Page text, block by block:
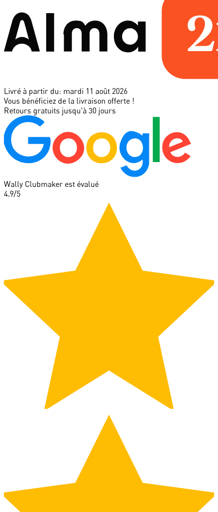
Livré à partir du: mardi 11 août 2026
Vous bénéficiez de la livraison offerte !
Retours gratuits jusqu'à 30 jours
Wally Clubmaker est évalué
4.9/5